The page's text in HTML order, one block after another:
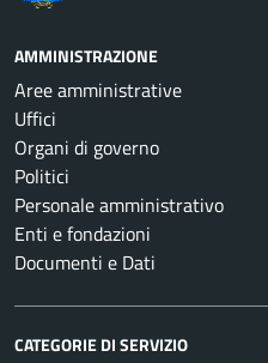
AMMINISTRAZIONE
Aree amministrative
Uffici
Organi di governo
Politici
Personale amministrativo
Enti e fondazioni
Documenti e Dati
CATEGORIE DI SERVIZIO